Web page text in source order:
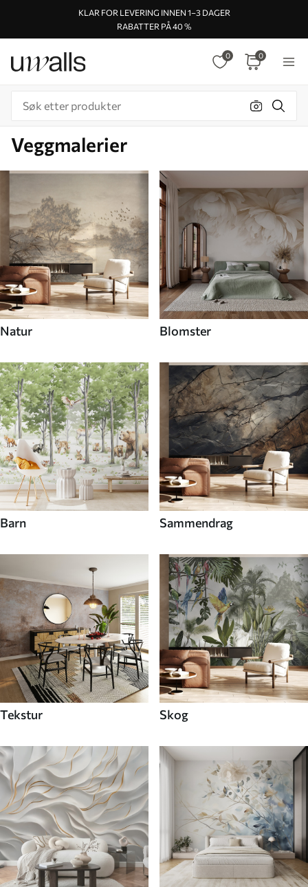
KLAR FOR LEVERING INNEN 1–3 DAGER
RABATTER PÅ 40 %
0 0
Veggmalerier
Natur Blomster
Barn Sammendrag
Tekstur Skog